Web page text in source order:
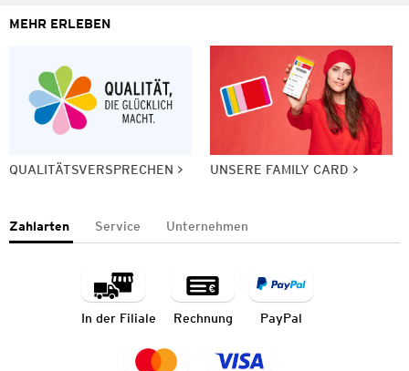
MEHR ERLEBEN
QUALITÄTSVERSPRECHEN UNSERE FAMILY CARD
Zahlarten Service Unternehmen
In der Filiale Rechnung PayPal